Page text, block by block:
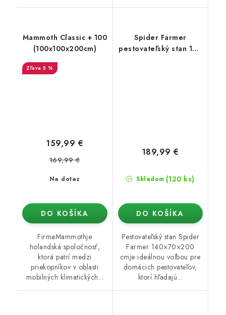
Mammoth Classic + 100
(100x100x200cm)
5 %
Na dotaz
159,99 €
169,99 €
DO KOŠÍKA
FirmaMammothje
holandská spoločnosť,
ktorá patrí medzi
priekopníkov v oblasti
mobilných klimatických...
Spider Farmer
pestovateľský stan 140
Skladom (120 ks)
189,99 €
DO KOŠÍKA
Pestovateľský stan Spider
Farmer 140×70×200
cmje ideálnou voľbou pre
domácich pestovateľov,
ktorí hľadajú...